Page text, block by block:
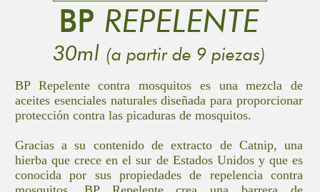
BP REPELENTE
30ml (a partir de 9 piezas)
BP Repelente contra mosquitos es una mezcla de
aceites esenciales naturales diseñada para proporcionar
protección contra las picaduras de mosquitos.
Gracias a su contenido de extracto de Catnip, una
hierba que crece en el sur de Estados Unidos y que es
conocida por sus propiedades de repelencia contra